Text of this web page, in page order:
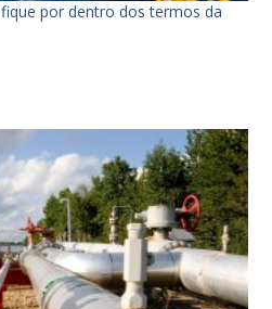
por dentro dos termos da